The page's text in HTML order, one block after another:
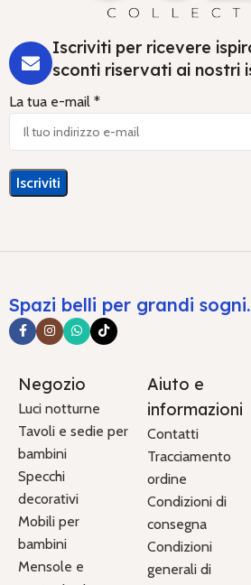
Iscriviti per ricevere
sconti riservati ai nostri
La tua e-mail *
Spazi belli per grandi sogni.
Negozio
Luci notturne
Tavoli e sedie per
bambini
Specchi
decorativi
Mobili per
bambini
Mensole e
Aiuto e
informazioni
Contatti
Tracciamento
ordine
Condizioni di
consegna
Condizioni
generali di